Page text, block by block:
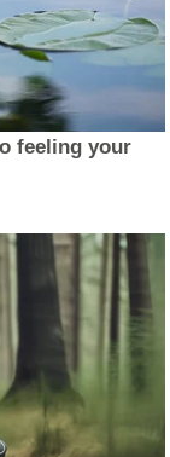
feeling your